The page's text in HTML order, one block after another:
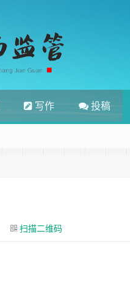
写作 投稿
扫描二维码